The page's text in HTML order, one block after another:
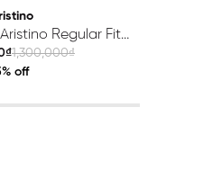
Regular Fit
1,300,000₫
off